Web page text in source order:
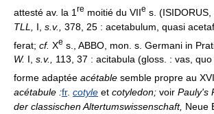
attesté av. la 1 re moitié du VIIe s. (ISIDORUS,
TLL,
I, s.v.,
378, 25 : acetabulum, quasi
ferat; cf. Xe s., ABBO, mon. s. Germani in
W. I, s.v., 113, 37 : acitabula (gloss. : vas,
forme adaptée acétable semble propre au XVI
acétabule :fr. cotyle et cotyledon; voir Pauly's
der classischen Altertumswissenschaft, Neue